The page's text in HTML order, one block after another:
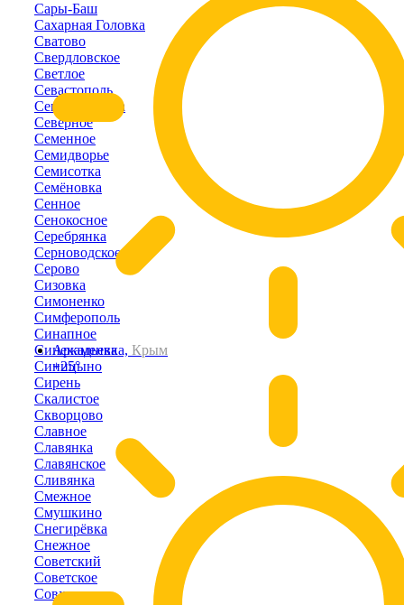
Аркадьевка, Крым
+25°
Сары-Баш
Сахарная Головка
Сватово
Свердловское
Светлое
Севастополь
Севастьяновка
Северное
Семенное
Семидворье
Семисотка
Семёновка
Сенное
Сенокосное
Серебрянка
Серноводское
Серово
Сизовка
Симоненко
Симферополь
Синапное
Синекаменка
Синицыно
Сирень
Скалистое
Скворцово
Славное
Славянка
Славянское
Сливянка
Смежное
Смушкино
Снегирёвка
Снежное
Советский
Советское
Совхозное